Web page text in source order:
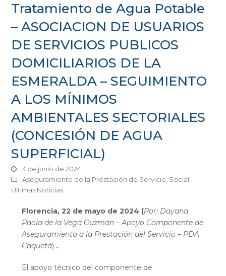
Tratamiento de Agua Potable
– ASOCIACION DE USUARIOS
DE SERVICIOS PUBLICOS
DOMICILIARIOS DE LA
ESMERALDA – SEGUIMIENTO
A LOS MÍNIMOS
AMBIENTALES SECTORIALES
(CONCESIÓN DE AGUA
SUPERFICIAL)
3 de junio de 2024
Aseguramiento de la Prestación de Servicio, Social,
Últimas Noticias
Florencia, 22 de mayo de 2024 (Por: Dayana
Paola de la Vega Guzmán – Apoyo Componente de
Aseguramiento a la Prestación del Servicio – PDA
Caquetá) .
El apoyo técnico del componente de